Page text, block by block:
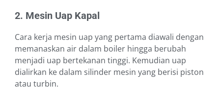
2. Mesin Uap Kapal
Cara kerja mesin uap yang pertama diawali dengan
memanaskan air dalam boiler hingga berubah
menjadi uap bertekanan tinggi. Kemudian uap
dialirkan ke dalam silinder mesin yang berisi piston
atau turbin.